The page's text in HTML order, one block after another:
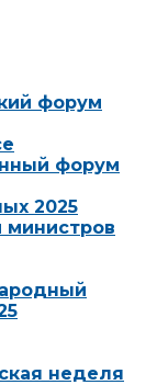
форум
форум
2025
неделя